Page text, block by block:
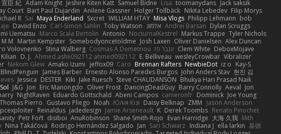
宣臣 紀 Adam Knight Jeshire Kiten Katt Samuel Bidne Lisa toomanydans Jack saksik
Court Bart Paul Dujardin Anilene Gassner Holger Tollbäck Nikita Lebedev Filip Morys
R Sai Maya Enderland Sxcret WILLIAM HTAY Misa Vlogs Philipp Lehmann bob
Daviid Enzo Carl-Simon Sahlin Toby Watson אלמוג Andrei Barsan Dylan Scruggs
Uematsu Marco Scala Bertolin Antonio NocturnalKestrel Markus Trappe Tyler Nichols
M M Martin Kempster Somebodyoncetoldme Josh Laxen Oliver Danielsen Alex Duncan
Volovnenko Stina Walberg Cosmas A Demetriou ענבר פז Clem White DeboxMojave
Kilian D. J. Ahmed.ashii092112 ahmed092112 E. Belliveau wesleyCrowbar Vibralizer
Nekom Glew Amako Izumi jeffox09 Caro Brennan Rafters NewbieDot iz o Kay-S
BlindPenguin James Barber Ernesto Alonso Paredes Burgos John Anders Stav 현진 김
Jessica DESTER Kiki Jake Ruesch Steve CHAUDANSON Bhukya Hari Prasad Naik
Sol J&G Jon Eric Manongdo Oliver Frost DancingDeadGuy Barry Connolly Aeval Jon
NightRaven Eduardo Gottschald Abeni Campos cameronfr Dominick Joe Young
Thomas Pierro Gustavo Pliego Noah Юлія Кізі Daisy Belknap ZMM Jason Anderson
Reinaldus jadedesign Jamie Arseneault K Derek Toombs Renato Pinochet
Petr Fořt disiboi AnuRobinson Shane Smith-Rojo Evan Harridge 大海 久我 lilith
Nina Takáčová Rodrigo Hernández Salgado Jan Sari Schwarz Indiana J ella larkin 基德